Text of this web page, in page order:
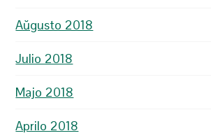
Aŭgusto 2018
Julio 2018
Majo 2018
Aprilo 2018